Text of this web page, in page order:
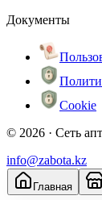
Документы
Cookie
© 2026 · Сеть
info@zabota.kz
Главная